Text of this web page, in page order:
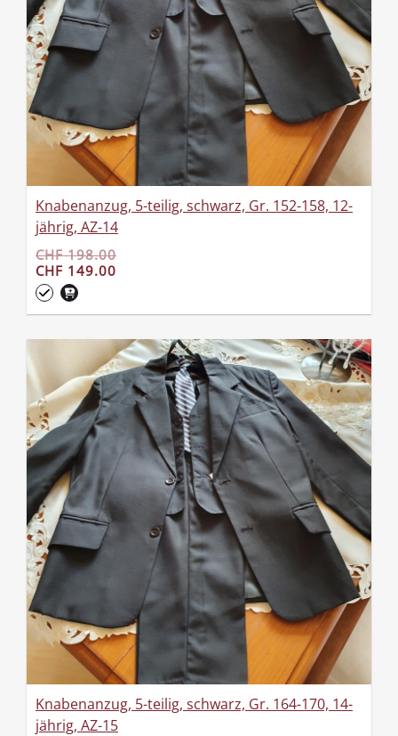
Knabenanzug, 5-teilig, schwarz, Gr. 152-158, 12-
jährig, AZ-14
CHF 198.00
CHF 149.00
Knabenanzug, 5-teilig, schwarz, Gr. 164-170, 14-
jährig, AZ-15